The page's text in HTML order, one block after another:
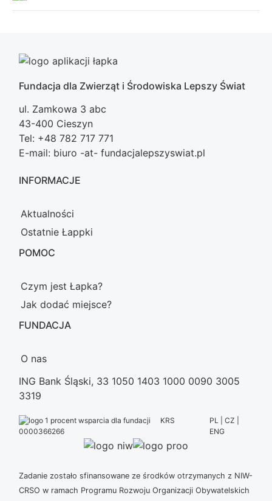
Fundacja dla Zwierząt i Środowiska Lepszy Świat
ul. Zamkowa 3 abc
43-400 Cieszyn
Tel: +48 782 717 771
E-mail: biuro -at- fundacjalepszyswiat.pl
INFORMACJE
Aktualności
Ostatnie Łappki
POMOC
Czym jest Łapka?
Jak dodać miejsce?
FUNDACJA
O nas
ING Bank Śląski, 33 1050 1403 1000 0090 3005
3319
KRS
0000366266
PL | CZ |
ENG
Zadanie zostało sfinansowane ze środków otrzymanych z NIW-
CRSO w ramach Programu Rozwoju Organizacji Obywatelskich